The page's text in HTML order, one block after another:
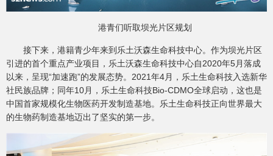
港青们听取坝光片区规划
接下来，港籍青少年来到乐土沃森生命科技中心。作为坝光片区
引进的首个重点产业项目，乐土沃森生命科技中心自2020年5月落成
以来，呈现“加速跑”的发展态势。2021年4月，乐土生命科技入选新华
社民族品牌；同年10月，乐土生命科技Bio-CDMO全球启动，这也是
中国首家规模化生物医药开发制造基地。乐土生命科技正向世界最大
的生物药制造基地迈出了坚实的第一步。